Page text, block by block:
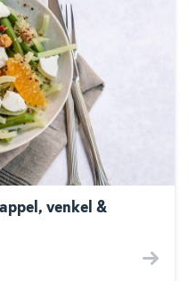
venkel &